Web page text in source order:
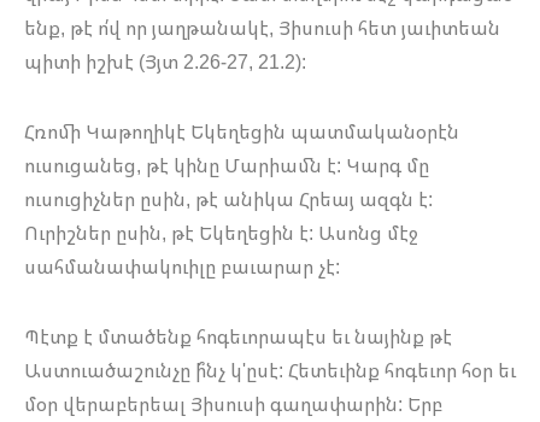
ենք, թէ ո՛վ որ յաղթանակէ, Յիսուսի հետ յաւիտեան
պիտի իշխէ (Յյտ 2.26-27, 21.2):
Հռոմի Կաթողիկէ Եկեղեցին պատմականօրէն
ուսուցանեց, թէ կինը Մարիամն է: Կարգ մը
ուսուցիչներ ըսին, թէ անիկա Հրեայ ազգն է:
Ուրիշներ ըսին, թէ Եկեղեցին է: Ասոնց մէջ
սահմանափակուիլը բաւարար չէ:
Պէտք է մտածենք հոգեւորապէս եւ նայինք թէ
Աստուածաշունչը ի՞նչ կ'ըսէ: Հետեւինք հոգեւոր հօր եւ
մօր վերաբերեալ Յիսուսի գաղափարին: Երբ